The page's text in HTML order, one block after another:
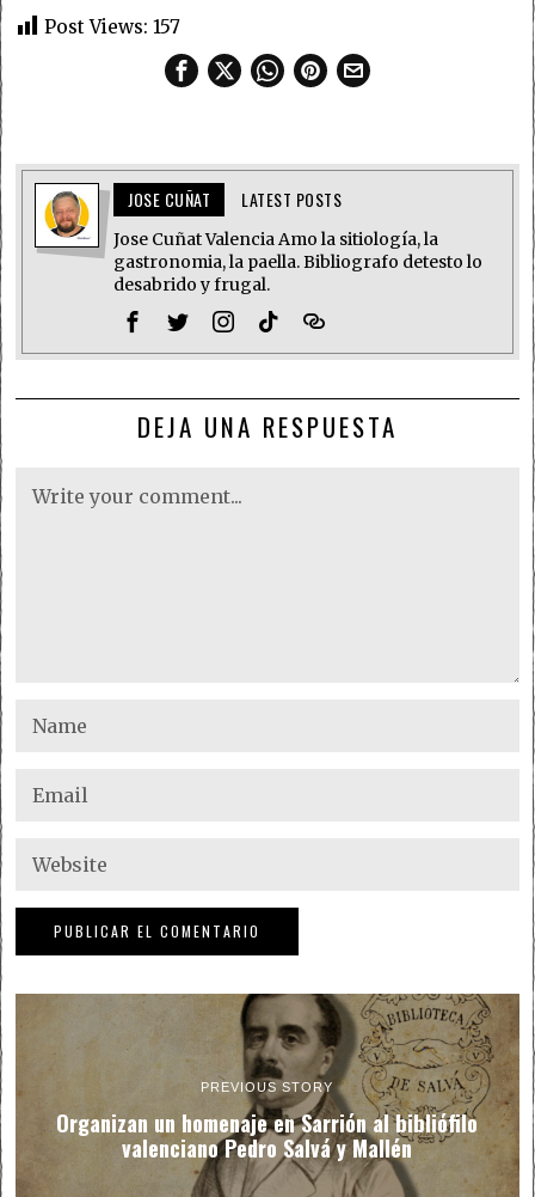
Post Views: 157
JOSE CUÑAT LATEST POSTS
Jose Cuñat Valencia Amo la sitiología, la
gastronomia, la paella. Bibliografo detesto lo
desabrido y frugal.
DEJA UNA RESPUESTA
PREVIOUS STORY
Organizan un homenaje en Sarrión al bibliófilo
valenciano Pedro Salvá y Mallén